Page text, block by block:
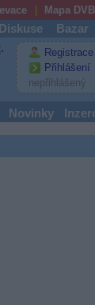
Mapa
Diskuse Bazar
Registrace
Přihlášení
nepřihlášený
Novinky